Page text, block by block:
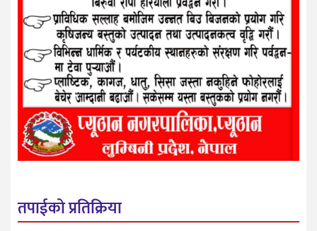
तपाईको प्रतिक्रिया